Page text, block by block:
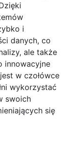
i
danych, co
ale także
innowacyjne
w czołówce
wykorzystać
swoich
się